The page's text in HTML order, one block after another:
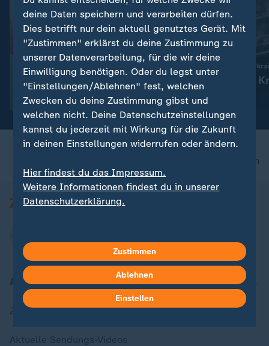
Schweizerin macht Schluss
Alpin-Olympiasiegerin Gut-
Behrami beendet Karriere
Liveblog
Russland greift die
Aktuelles zum
Ukraine
nach oben
Aktuell bei ZDFheute
Zuletzt veröffentlicht
deine Daten speichern und verarbeiten dürfen.
Dies betrifft nur dein aktuell genutztes Gerät. Mit
"Zustimmen" erklärst du deine Zustimmung zu
unserer Datenverarbeitung, für die wir deine
Einwilligung benötigen. Oder du legst unter
"Einstellungen/Ablehnen" fest, welchen
Zwecken du deine Zustimmung gibst und
welchen nicht. Deine Datenschutzeinstellungen
kannst du jederzeit mit Wirkung für die Zukunft
in deinen Einstellungen widerrufen oder ändern.
Hier findest du das Impressum.
Weitere Informationen findest du in unserer
Datenschutzerklärung.
Zustimmen
Ablehnen
Einstellen